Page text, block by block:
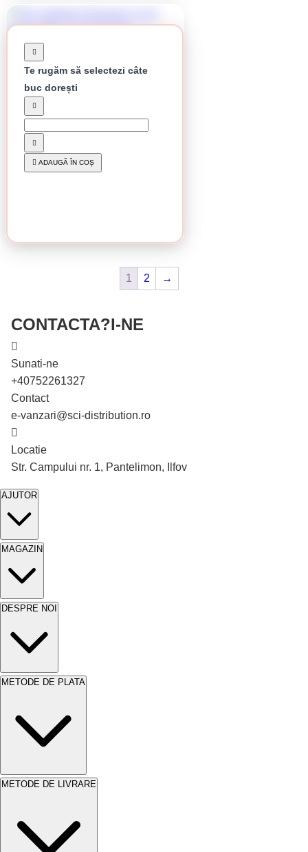
În stoc
Disc debitare Klingspor, A 24 Extra, 230 x 3 x
22,23 mm
9.17 lei / buc
Te rugăm să selectezi câte
buc dorești
ADAUGĂ ÎN COȘ
1 2 →
CONTACTA?I-NE
Sunati-ne
+40752261327
Contact
e-vanzari@sci-distribution.ro
Locatie
Str. Campului nr. 1, Pantelimon, Ilfov
AJUTOR
MAGAZIN
DESPRE NOI
METODE DE PLATA
METODE DE LIVRARE